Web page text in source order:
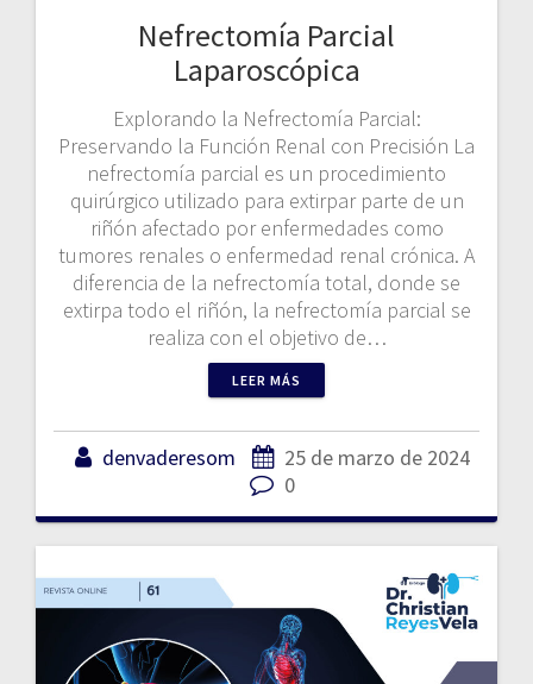
Nefrectomía Parcial
Laparoscópica
Explorando la Nefrectomía Parcial:
Preservando la Función Renal con Precisión La
nefrectomía parcial es un procedimiento
quirúrgico utilizado para extirpar parte de un
riñón afectado por enfermedades como
tumores renales o enfermedad renal crónica. A
diferencia de la nefrectomía total, donde se
extirpa todo el riñón, la nefrectomía parcial se
realiza con el objetivo de…
LEER MÁS
denvaderesom
25 de marzo de 2024
0